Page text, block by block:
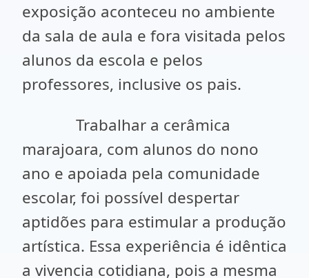
exposição aconteceu no ambiente
da sala de aula e fora visitada pelos
alunos da escola e pelos
professores, inclusive os pais.
Trabalhar a cerâmica
marajoara, com alunos do nono
ano e apoiada pela comunidade
escolar, foi possível despertar
aptidões para estimular a produção
artística. Essa experiência é idêntica
a vivencia cotidiana, pois a mesma